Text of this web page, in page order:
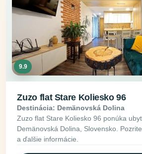
9.9
Zuzo flat Stare Koliesko 96
Destinácia: Demänovská Dolina
Zuzo flat Stare Koliesko 96 ponúka
Demänovská Dolina, Slovensko.
a ďalšie informácie.